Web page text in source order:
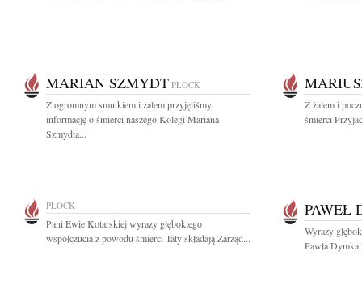
MARIAN SZMYDT PŁOCK
Z ogromnym smutkiem i żalem przyjęliśmy
informację o śmierci naszego Kolegi Mariana
Szmydta...
Z żalem i
śmierci
PŁOCK
Pani Ewie Kotarskiej wyrazy głębokiego
współczucia z powodu śmierci Taty składają Zarząd...
PAWEŁ
Wyrazy
Pawła Dymka